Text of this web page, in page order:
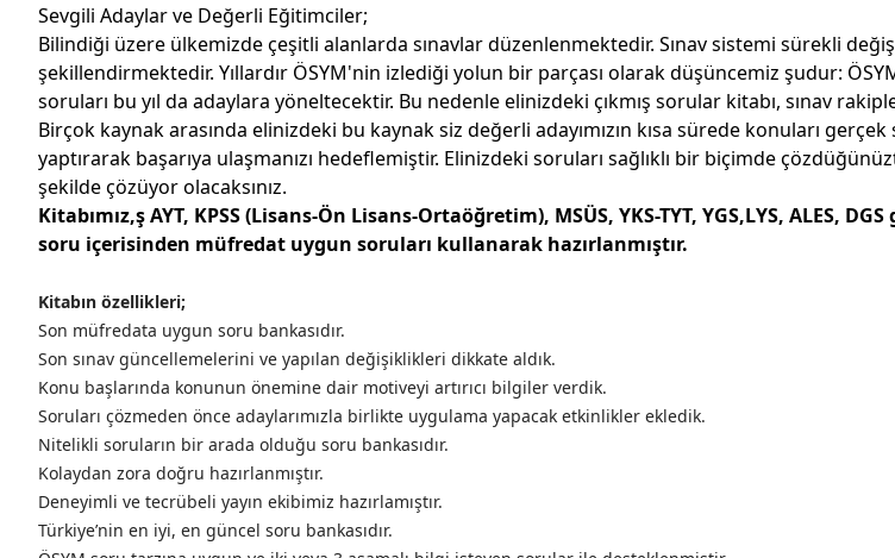
Sevgili Adaylar ve Değerli Eğitimciler;
Bilindiği üzere ülkemizde çeşitli alanlarda sınavlar düzenlenmektedir. Sınav sistemi sürekli
şekillendirmektedir. Yıllardır ÖSYM'nin izlediği yolun bir parçası olarak düşüncemiz şudur:
soruları bu yıl da adaylara yöneltecektir. Bu nedenle elinizdeki çıkmış sorular kitabı, sınav
Birçok kaynak arasında elinizdeki bu kaynak siz değerli adayımızın kısa sürede konuları
yaptırarak başarıya ulaşmanızı hedeflemiştir. Elinizdeki soruları sağlıklı bir biçimde
şekilde çözüyor olacaksınız.
Kitabımız,ş AYT, KPSS (Lisans-Ön Lisans-Ortaöğretim), MSÜS, YKS-TYT, YGS,LYS, ALES,
soru içerisinden müfredat uygun soruları kullanarak hazırlanmıştır.
Kitabın özellikleri;
Son müfredata uygun soru bankasıdır.
Son sınav güncellemelerini ve yapılan değişiklikleri dikkate aldık.
Konu başlarında konunun önemine dair motiveyi artırıcı bilgiler verdik.
Soruları çözmeden önce adaylarımızla birlikte uygulama yapacak etkinlikler ekledik.
Nitelikli soruların bir arada olduğu soru bankasıdır.
Kolaydan zora doğru hazırlanmıştır.
Deneyimli ve tecrübeli yayın ekibimiz hazırlamıştır.
Türkiye’nin en iyi, en güncel soru bankasıdır.